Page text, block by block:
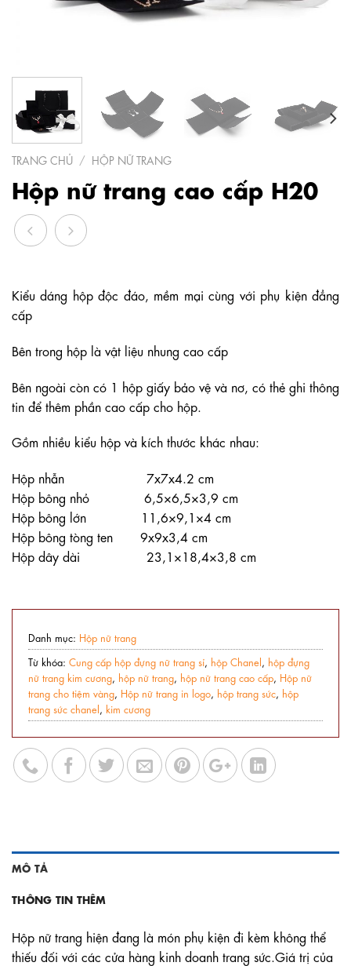
TRANG CHỦ / HỘP NỮ TRANG
Hộp nữ trang cao cấp H20
Kiểu dáng hộp độc đáo, mềm mại cùng với phụ kiện đẳng
cấp
Bên trong hộp là vật liệu nhung cao cấp
Bên ngoài còn có 1 hộp giấy bảo vệ và nơ, có thẻ ghi thông
tin để thêm phần cao cấp cho hộp.
Gồm nhiều kiểu hộp và kích thước khác nhau:
Hộp nhẫn 7x7x4.2 cm
Hộp bông nhỏ 6,5×6,5×3,9 cm
Hộp bông lớn 11,6×9,1×4 cm
Hộp bông tòng ten 9x9x3,4 cm
Hộp dây dài 23,1×18,4×3,8 cm
Danh mục: Hộp nữ trang
Từ khóa: ​​Cung cấp hộp đựng nữ trang sỉ hộp Chanel hộp đựng
nữ trang kim cương hộp nữ trang hộp nữ trang cao cấp Hộp nữ
trang cho tiệm vàng Hộp nữ trang in logo hộp trang sức hộp
trang sức chanel kim cương
MÔ TẢ
THÔNG TIN THÊM
Hộp nữ trang hiện đang là món phụ kiện đi kèm không thể
thiếu đối với các cửa hàng kinh doanh trang sức.Giá trị của